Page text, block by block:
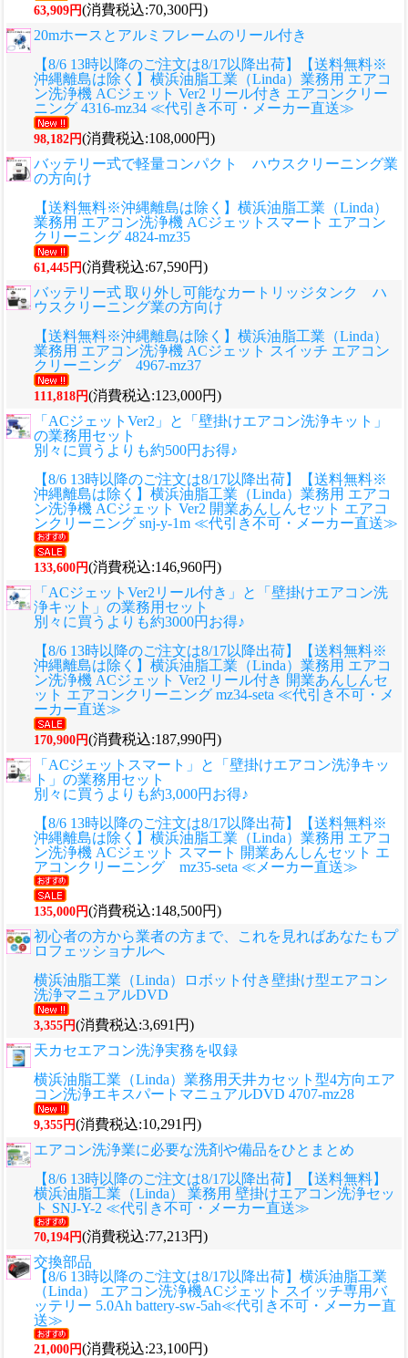
63,909円(消費税込:70,300円)
20mホースとアルミフレームのリール付き
【8/6 13時以降のご注文は8/17以降出荷】【送料無料※
沖縄離島は除く】横浜油脂工業（Linda）業務用 エアコ
ン洗浄機 ACジェット Ver2 リール付き エアコンクリー
ニング 4316-mz34 ≪代引き不可・メーカー直送≫
98,182円(消費税込:108,000円)
バッテリー式で軽量コンパクト ハウスクリーニング業
の方向け
【送料無料※沖縄離島は除く】横浜油脂工業（Linda）
業務用 エアコン洗浄機 ACジェットスマート エアコン
クリーニング 4824-mz35
61,445円(消費税込:67,590円)
バッテリー式 取り外し可能なカートリッジタンク ハ
ウスクリーニング業の方向け
【送料無料※沖縄離島は除く】横浜油脂工業（Linda）
業務用 エアコン洗浄機 ACジェット スイッチ エアコン
クリーニング 4967-mz37
111,818円(消費税込:123,000円)
「ACジェットVer2」と「壁掛けエアコン洗浄キット」
の業務用セット
別々に買うよりも約500円お得♪
【8/6 13時以降のご注文は8/17以降出荷】【送料無料※
沖縄離島は除く】横浜油脂工業（Linda）業務用 エアコ
ン洗浄機 ACジェット Ver2 開業あんしんセット エアコ
ンクリーニング snj-y-1m ≪代引き不可・メーカー直送≫
133,600円(消費税込:146,960円)
「ACジェットVer2リール付き」と「壁掛けエアコン洗
浄キット」の業務用セット
別々に買うよりも約3000円お得♪
【8/6 13時以降のご注文は8/17以降出荷】【送料無料※
沖縄離島は除く】横浜油脂工業（Linda）業務用 エアコ
ン洗浄機 ACジェット Ver2 リール付き 開業あんしんセ
ット エアコンクリーニング mz34-seta ≪代引き不可・メ
ーカー直送≫
170,900円(消費税込:187,990円)
「ACジェットスマート」と「壁掛けエアコン洗浄キッ
ト」の業務用セット
別々に買うよりも約3,000円お得♪
【8/6 13時以降のご注文は8/17以降出荷】【送料無料※
沖縄離島は除く】横浜油脂工業（Linda）業務用 エアコ
ン洗浄機 ACジェット スマート 開業あんしんセット エ
アコンクリーニング mz35-seta ≪メーカー直送≫
135,000円(消費税込:148,500円)
初心者の方から業者の方まで、これを見ればあなたもプ
ロフェッショナルへ
横浜油脂工業（Linda）ロボット付き壁掛け型エアコン
洗浄マニュアルDVD
3,355円(消費税込:3,691円)
天カセエアコン洗浄実務を収録
横浜油脂工業（Linda）業務用天井カセット型4方向エア
コン洗浄エキスパートマニュアルDVD 4707-mz28
9,355円(消費税込:10,291円)
エアコン洗浄業に必要な洗剤や備品をひとまとめ
【8/6 13時以降のご注文は8/17以降出荷】【送料無料】
横浜油脂工業（Linda） 業務用 壁掛けエアコン洗浄セッ
ト SNJ-Y-2 ≪代引き不可・メーカー直送≫
70,194円(消費税込:77,213円)
交換部品
【8/6 13時以降のご注文は8/17以降出荷】横浜油脂工業
（Linda） エアコン洗浄機ACジェット スイッチ専用バ
ッテリー 5.0Ah battery-sw-5ah≪代引き不可・メーカー直
送≫
21,000円(消費税込:23,100円)